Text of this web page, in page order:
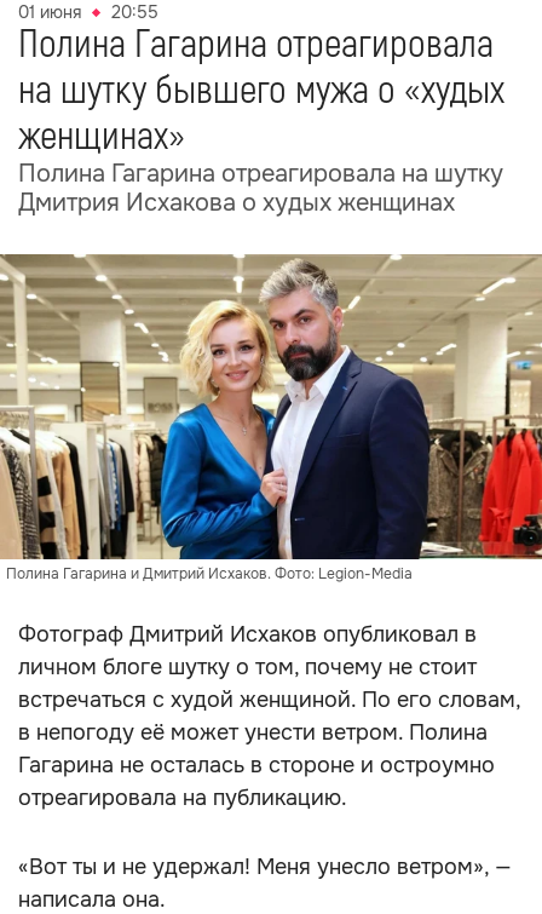
01 июня 20:55
Полина Гагарина отреагировала
на шутку бывшего мужа о «худых
женщинах»
Полина Гагарина отреагировала на шутку
Дмитрия Исхакова о худых женщинах
Полина Гагарина и Дмитрий Исхаков. Фото: Legion-Media
Фотограф Дмитрий Исхаков опубликовал в
личном блоге шутку о том, почему не стоит
встречаться с худой женщиной. По его словам,
в непогоду её может унести ветром. Полина
Гагарина не осталась в стороне и остроумно
отреагировала на публикацию.
«Вот ты и не удержал! Меня унесло ветром», —
написала она.